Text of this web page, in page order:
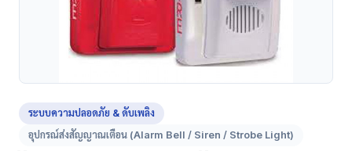
ระบบความปลอดภัย & ดับเพลิง
อุปกรณ์ส่งสัญญาณเตือน (Alarm Bell / Siren / Strobe Light)